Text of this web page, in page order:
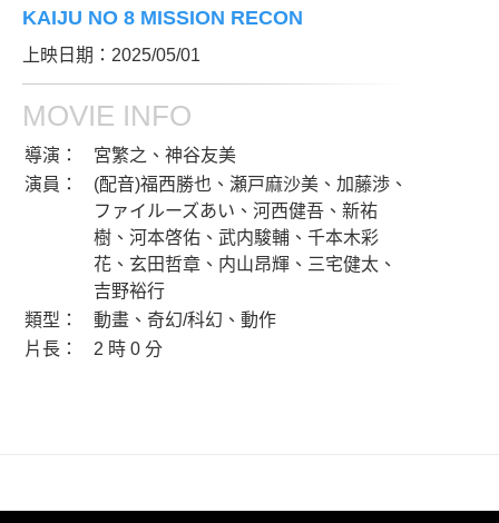
KAIJU NO 8 MISSION RECON
上映日期：2025/05/01
MOVIE INFO
導演：
宮繁之、神谷友美
演員：
(配音)福西勝也、瀬戸麻沙美、加藤渉、
ファイルーズあい、河西健吾、新祐
樹、河本啓佑、武内駿輔、千本木彩
花、玄田哲章、内山昂輝、三宅健太、
吉野裕行
類型：
動畫、奇幻/科幻、動作
片長：
2 時 0 分